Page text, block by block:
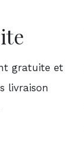
gratuite et
livraison